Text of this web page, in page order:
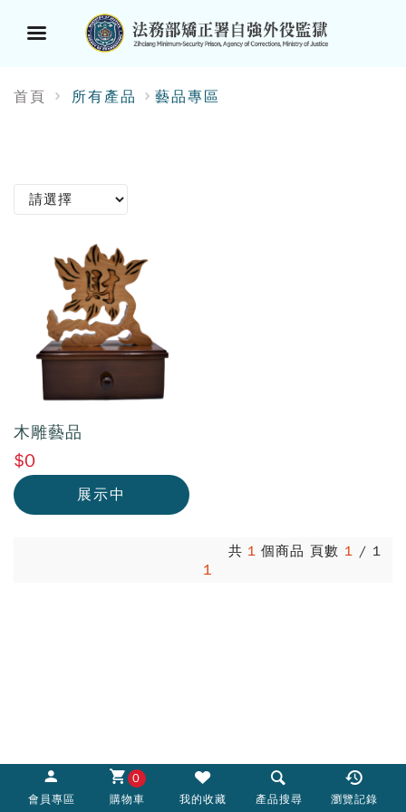
單
鈕
首頁 所有產品 藝品專區
木雕藝品
$0
展示中
1
共 1 個商品 頁數 1 / 1
會員專區
0
購物車 我的收藏 產品搜尋 瀏覽記錄